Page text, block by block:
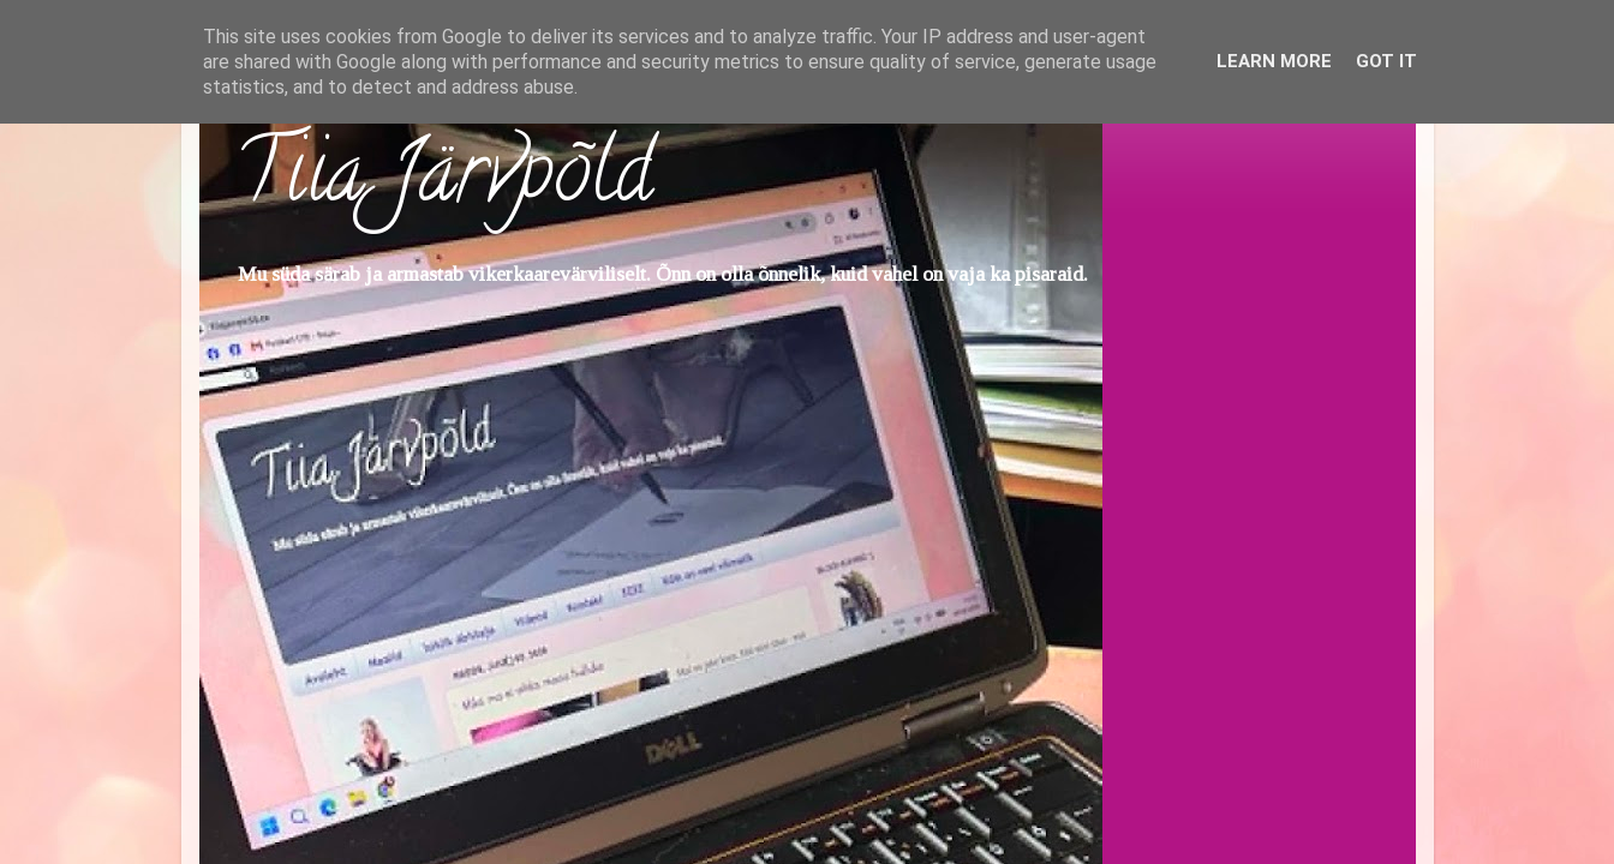
Tiia Järvpõld
Mu süda särab ja armastab vikerkaarevärviliselt. Õnn on olla õnnelik, kuid vahel on vaja ka pisaraid.
This site uses cookies from Google to deliver its services and to analyze traffic. Your IP address and user-agent
are shared with Google along with performance and security metrics to ensure quality of service, generate usage
statistics, and to detect and address abuse.
LEARN MORE GOT IT